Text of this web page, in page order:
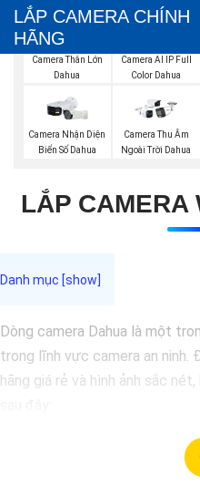
LẮP CAMERA CHÍNH
HÃNG
Camera Thân Lớn
Dahua
Camera AI IP Full
Color Dahua
Camera Nhận Diện
Biển Số Dahua
Camera Thu Âm
Ngoài Trời Dahua
LẮP CAMERA
Dòng camera Dahua là một
trong lĩnh vực camera an ninh.
hãng giá rẻ và hình ảnh sắc
lượng vượt trội. Với hình ảnh
đại, sản phẩm này hứa hẹn